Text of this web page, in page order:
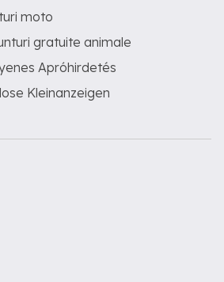
moto
gratuite animale
Apróhirdetés
Kleinanzeigen